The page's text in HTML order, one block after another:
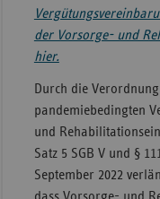
der Vorsorge- und
hier.
Durch die
pandemiebedingten
und
Satz 5 SGB V und §
September 2022
dass Vorsorge- und